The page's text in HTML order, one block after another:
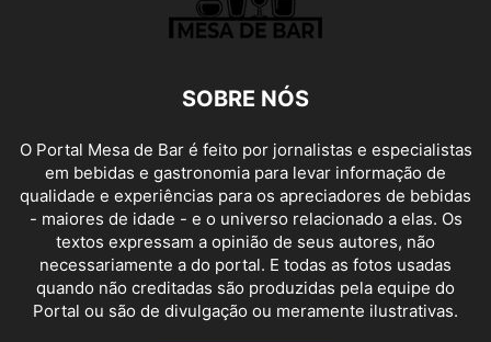
SOBRE NÓS
O Portal Mesa de Bar é feito por jornalistas e especialistas
em bebidas e gastronomia para levar informação de
qualidade e experiências para os apreciadores de bebidas
- maiores de idade - e o universo relacionado a elas. Os
textos expressam a opinião de seus autores, não
necessariamente a do portal. E todas as fotos usadas
quando não creditadas são produzidas pela equipe do
Portal ou são de divulgação ou meramente ilustrativas.